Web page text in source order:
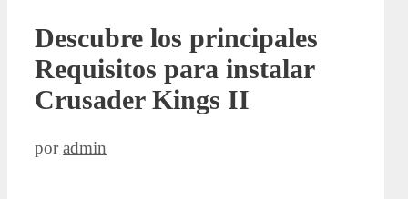
Descubre los principales
Requisitos para instalar
Crusader Kings II
poradmin